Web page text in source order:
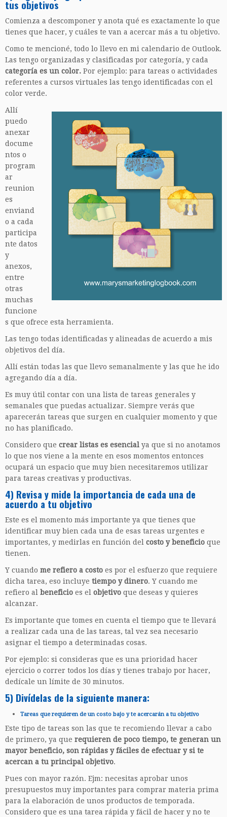
tus objetivos
Comienza a descomponer y anota qué es exactamente lo que
tienes que hacer, y cuáles te van a acercar más a tu objetivo.
Como te mencioné, todo lo llevo en mi calendario de Outlook.
Las tengo organizadas y clasificadas por categoría, y cada
categoría es un color. Por ejemplo: para tareas o actividades
referentes a cursos virtuales las tengo identificadas con el
color verde.
Allí
puedo
anexar
docume
ntos o
program
ar
reunion
es
enviand
o a cada
participa
nte datos
y
anexos,
entre
otras
muchas
funcione
s que ofrece esta herramienta.
Las tengo todas identificadas y alineadas de acuerdo a mis
objetivos del día.
Allí están todas las que llevo semanalmente y las que he ido
agregando día a día.
Es muy útil contar con una lista de tareas generales y
semanales que puedas actualizar. Siempre verás que
aparecerán tareas que surgen en cualquier momento y que
no has planificado.
Considero que crear listas es esencial ya que si no anotamos
lo que nos viene a la mente en esos momentos entonces
ocupará un espacio que muy bien necesitaremos utilizar
para tareas creativas y productivas.
4) Revisa y mide la importancia de cada una de
acuerdo a tu objetivo
Este es el momento más importante ya que tienes que
identificar muy bien cada una de esas tareas urgentes e
importantes, y medirlas en función del costo y beneficio que
tienen.
Y cuando me refiero a costo es por el esfuerzo que requiere
dicha tarea, eso incluye tiempo y dinero. Y cuando me
refiero al beneficio es el objetivo que deseas y quieres
alcanzar.
Es importante que tomes en cuenta el tiempo que te llevará
a realizar cada una de las tareas, tal vez sea necesario
asignar el tiempo a determinadas cosas.
Por ejemplo: si consideras que es una prioridad hacer
ejercicio o correr todos los días y tienes trabajo por hacer,
dedícale un límite de 30 minutos.
5) Divídelas de la siguiente manera:
Tareas que requieren de un costo bajo y te acercarán a tu objetivo
Este tipo de tareas son las que te recomiendo llevar a cabo
de primero, ya que requieren de poco tiempo, te generan un
mayor beneficio, son rápidas y fáciles de efectuar y si te
acercan a tu principal objetivo.
Pues con mayor razón. Ejm: necesitas aprobar unos
presupuestos muy importantes para comprar materia prima
para la elaboración de unos productos de temporada.
Considero que es una tarea rápida y fácil de hacer y no te